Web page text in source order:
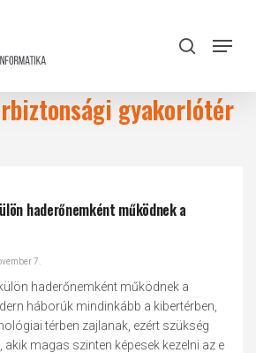
search
Menu
gyakorlótér
haderőnemként működnek a
7.
haderőnemként működnek a
háborúk mindinkább a kibertérben,
térben zajlanak, ezért szükség
magas szinten képesek kezelni az e
Close